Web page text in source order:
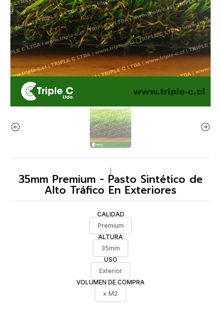
35mm Premium - Pasto Sintético de
Alto Tráfico En Exteriores
CALIDAD
Premium
ALTURA
35mm
USO
Exterior
VOLUMEN DE COMPRA
x M2